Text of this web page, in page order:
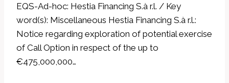
EQS-Ad-hoc: Hestia Financing S.à r.l. / Key
word(s): Miscellaneous Hestia Financing S.à r.l.:
Notice regarding exploration of potential exercise
of Call Option in respect of the up to
€475,000,000…